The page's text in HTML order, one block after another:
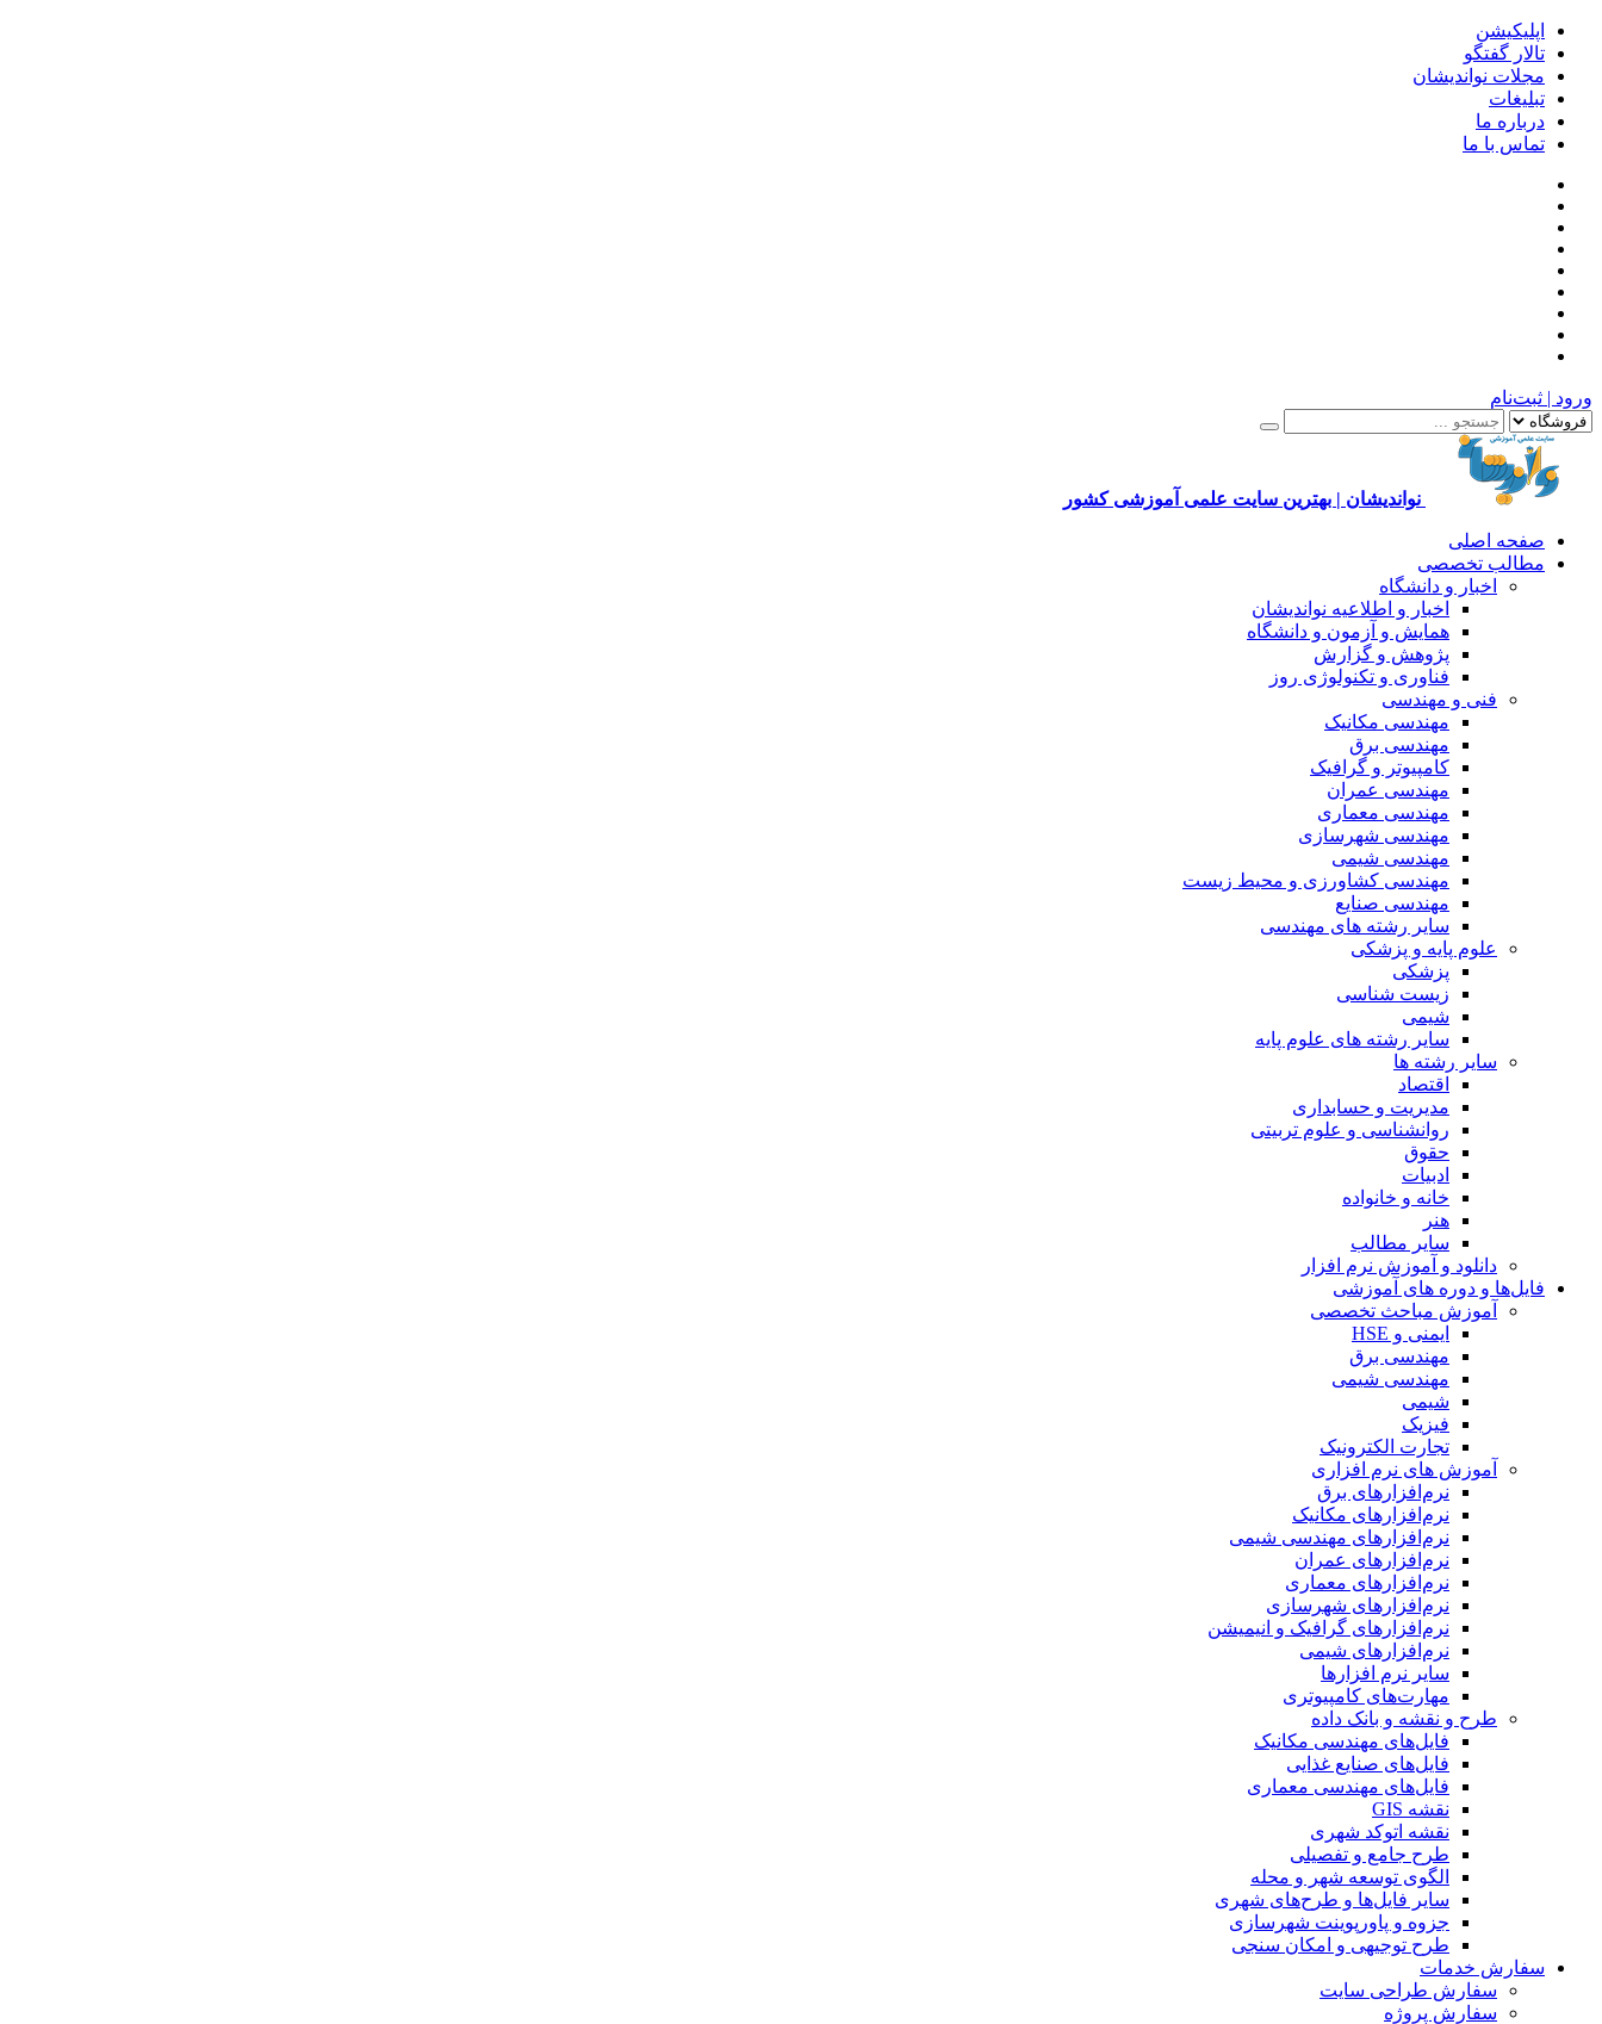
اپلیکیشن
تالار گفتگو
مجلات نواندیشان
تبلیغات
درباره ما
تماس با ما
ورود | ثبت‌نام
نواندیشان | بهترین سایت علمی آموزشی کشور
صفحه اصلی
مطالب تخصصی
اخبار و دانشگاه
اخبار و اطلاعیه نواندیشان
همایش و آزمون و دانشگاه
پژوهش و گزارش
فناوری و تکنولوژی روز
فنی و مهندسی
مهندسی مکانیک
مهندسی برق
کامپیوتر و گرافیک
مهندسی عمران
مهندسی معماری
مهندسی شهرسازی
مهندسی شیمی
مهندسی کشاورزی و محیط زیست
مهندسی صنایع
سایر رشته های مهندسی
علوم پایه و پزشکی
پزشکی
زیست شناسی
شیمی
سایر رشته های علوم پایه
سایر رشته ها
اقتصاد
مدیریت و حسابداری
روانشناسی و علوم تربیتی
حقوق
ادبیات
خانه و خانواده
هنر
سایر مطالب
دانلود و آموزش نرم افزار
فایل‌ها و دوره های آموزشی
آموزش مباحث تخصصی
ایمنی و HSE
مهندسی برق
مهندسی شیمی
شیمی
فیزیک
تجارت الکترونیک
آموزش های نرم افزاری
نرم‌افزارهای برق
نرم‌افزارهای مکانیک
نرم‌افزارهای مهندسی شیمی
نرم‌افزارهای عمران
نرم‌افزارهای معماری
نرم‌افزارهای شهرسازی
نرم‌افزارهای گرافیک و انیمیشن
نرم‌افزارهای شیمی
سایر نرم افزارها
مهارت‌های کامپیوتری
طرح و نقشه و بانک داده
فایل‌های مهندسی مکانیک
فایل‌های صنایع غذایی
فایل‌های مهندسی معماری
نقشه GIS
نقشه اتوکد شهری
طرح جامع و تفصیلی
الگوی توسعه شهر و محله
سایر فایل‌ها و طرح‌های شهری
جزوه و پاورپوینت شهرسازی
طرح توجیهی و امکان سنجی
سفارش خدمات
سفارش طراحی سایت
سفارش پروژه